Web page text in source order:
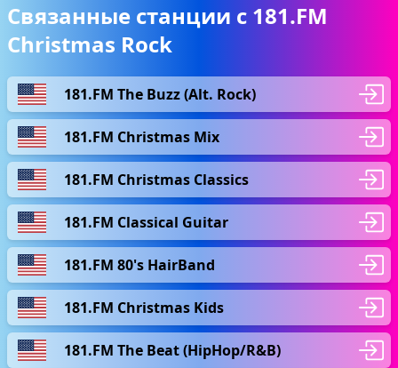
Связанные станции с 181.FM
Christmas Rock
181.FM The Buzz (Alt. Rock)
181.FM Christmas Mix
181.FM Christmas Classics
181.FM Classical Guitar
181.FM 80's HairBand
181.FM Christmas Kids
181.FM The Beat (HipHop/R&B)